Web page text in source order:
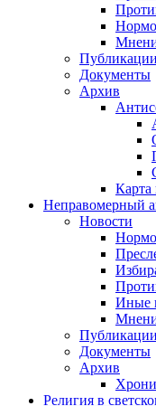
Публикации
Документы
Архив
Карта
Неправомерный
Новости
Иные
Публикации
Документы
Архив
Религия в